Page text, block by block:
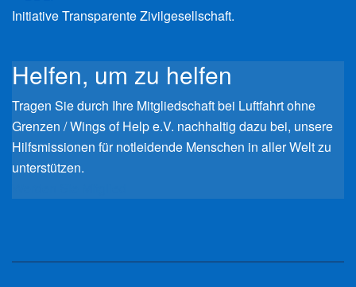
Initiative Transparente Zivilgesellschaft.
Helfen, um zu helfen
Tragen Sie durch Ihre Mitgliedschaft bei Luftfahrt ohne
Grenzen / Wings of Help e.V. nachhaltig dazu bei, unsere
Hilfsmissionen für notleidende Menschen in aller Welt zu
unterstützen.